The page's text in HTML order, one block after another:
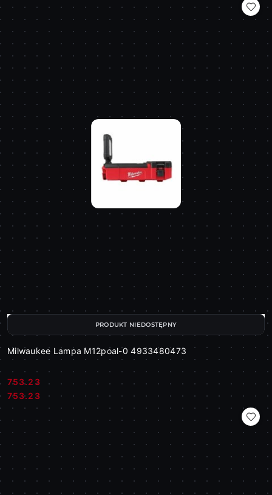
Milwaukee Lampa M12poal-0 4933480473
Cena:
753.23
Cena:
753.23
PRODUKT NIEDOSTĘPNY